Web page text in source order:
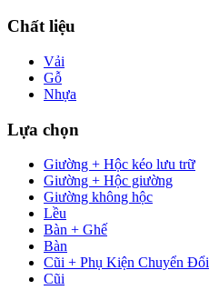
Chất liệu
Vải
Gỗ
Nhựa
Lựa chọn
Giường + Hộc kéo lưu trữ
Giường + Hộc giường
Giường không hộc
Lều
Bàn + Ghế
Bàn
Cũi + Phụ Kiện Chuyển Đổi
Cũi